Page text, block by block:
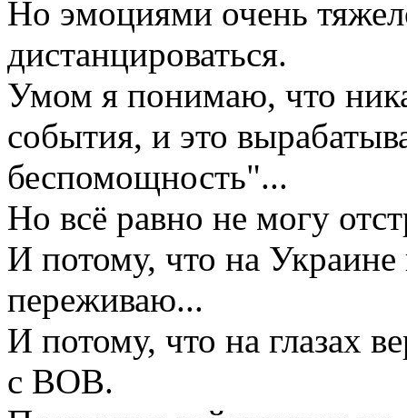
Но эмоциями очень
дистанцироваться.
Умом я понимаю, что
события, и это
беспомощность"...
Но всё равно не могу
И потому, что на Украине
переживаю...
И потому, что на глазах
с ВОВ.